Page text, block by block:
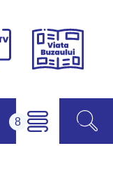
Campus
Viața